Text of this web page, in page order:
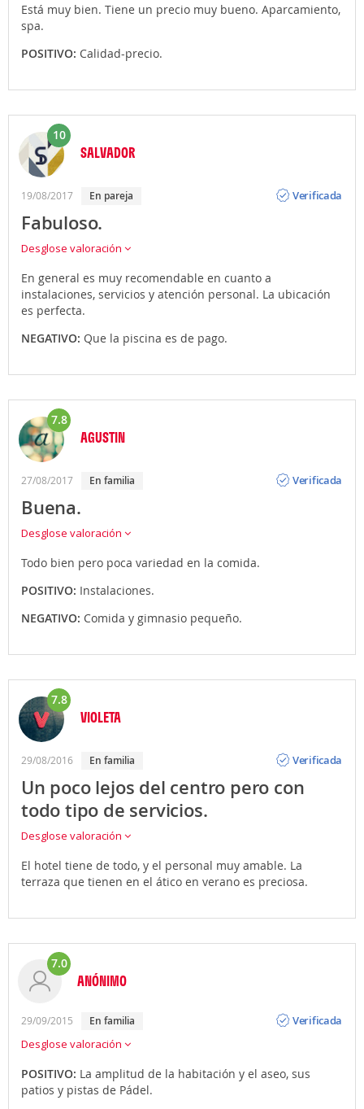
Está muy bien. Tiene un precio muy bueno. Aparcamiento,
spa.
POSITIVO: Calidad-precio.
10
SALVADOR
19/08/2017 en pareja
Verificada
Fabuloso.
Desglose valoración
En general es muy recomendable en cuanto a
instalaciones, servicios y atención personal. La ubicación
es perfecta.
NEGATIVO: Que la piscina es de pago.
7.8
AGUSTIN
27/08/2017 en familia
Verificada
Buena.
Desglose valoración
Todo bien pero poca variedad en la comida.
POSITIVO: Instalaciones.
NEGATIVO: Comida y gimnasio pequeño.
7.8
VIOLETA
29/08/2016 en familia
Verificada
Un poco lejos del centro pero con
todo tipo de servicios.
Desglose valoración
El hotel tiene de todo, y el personal muy amable. La
terraza que tienen en el ático en verano es preciosa.
7.0
ANÓNIMO
29/09/2015 en familia
Verificada
Desglose valoración
POSITIVO: La amplitud de la habitación y el aseo, sus
patios y pistas de Pádel.